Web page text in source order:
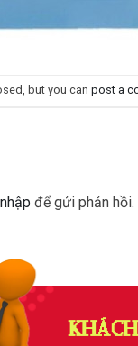
but you can post a
để gửi phản hồi.